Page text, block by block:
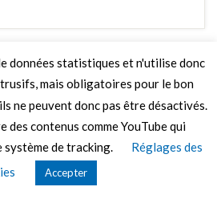
.
données statistiques et n'utilise donc
mais obligatoires pour le bon
ne peuvent donc pas être désactivés.
des contenus comme YouTube qui
de tracking.
Réglages des
Accepter